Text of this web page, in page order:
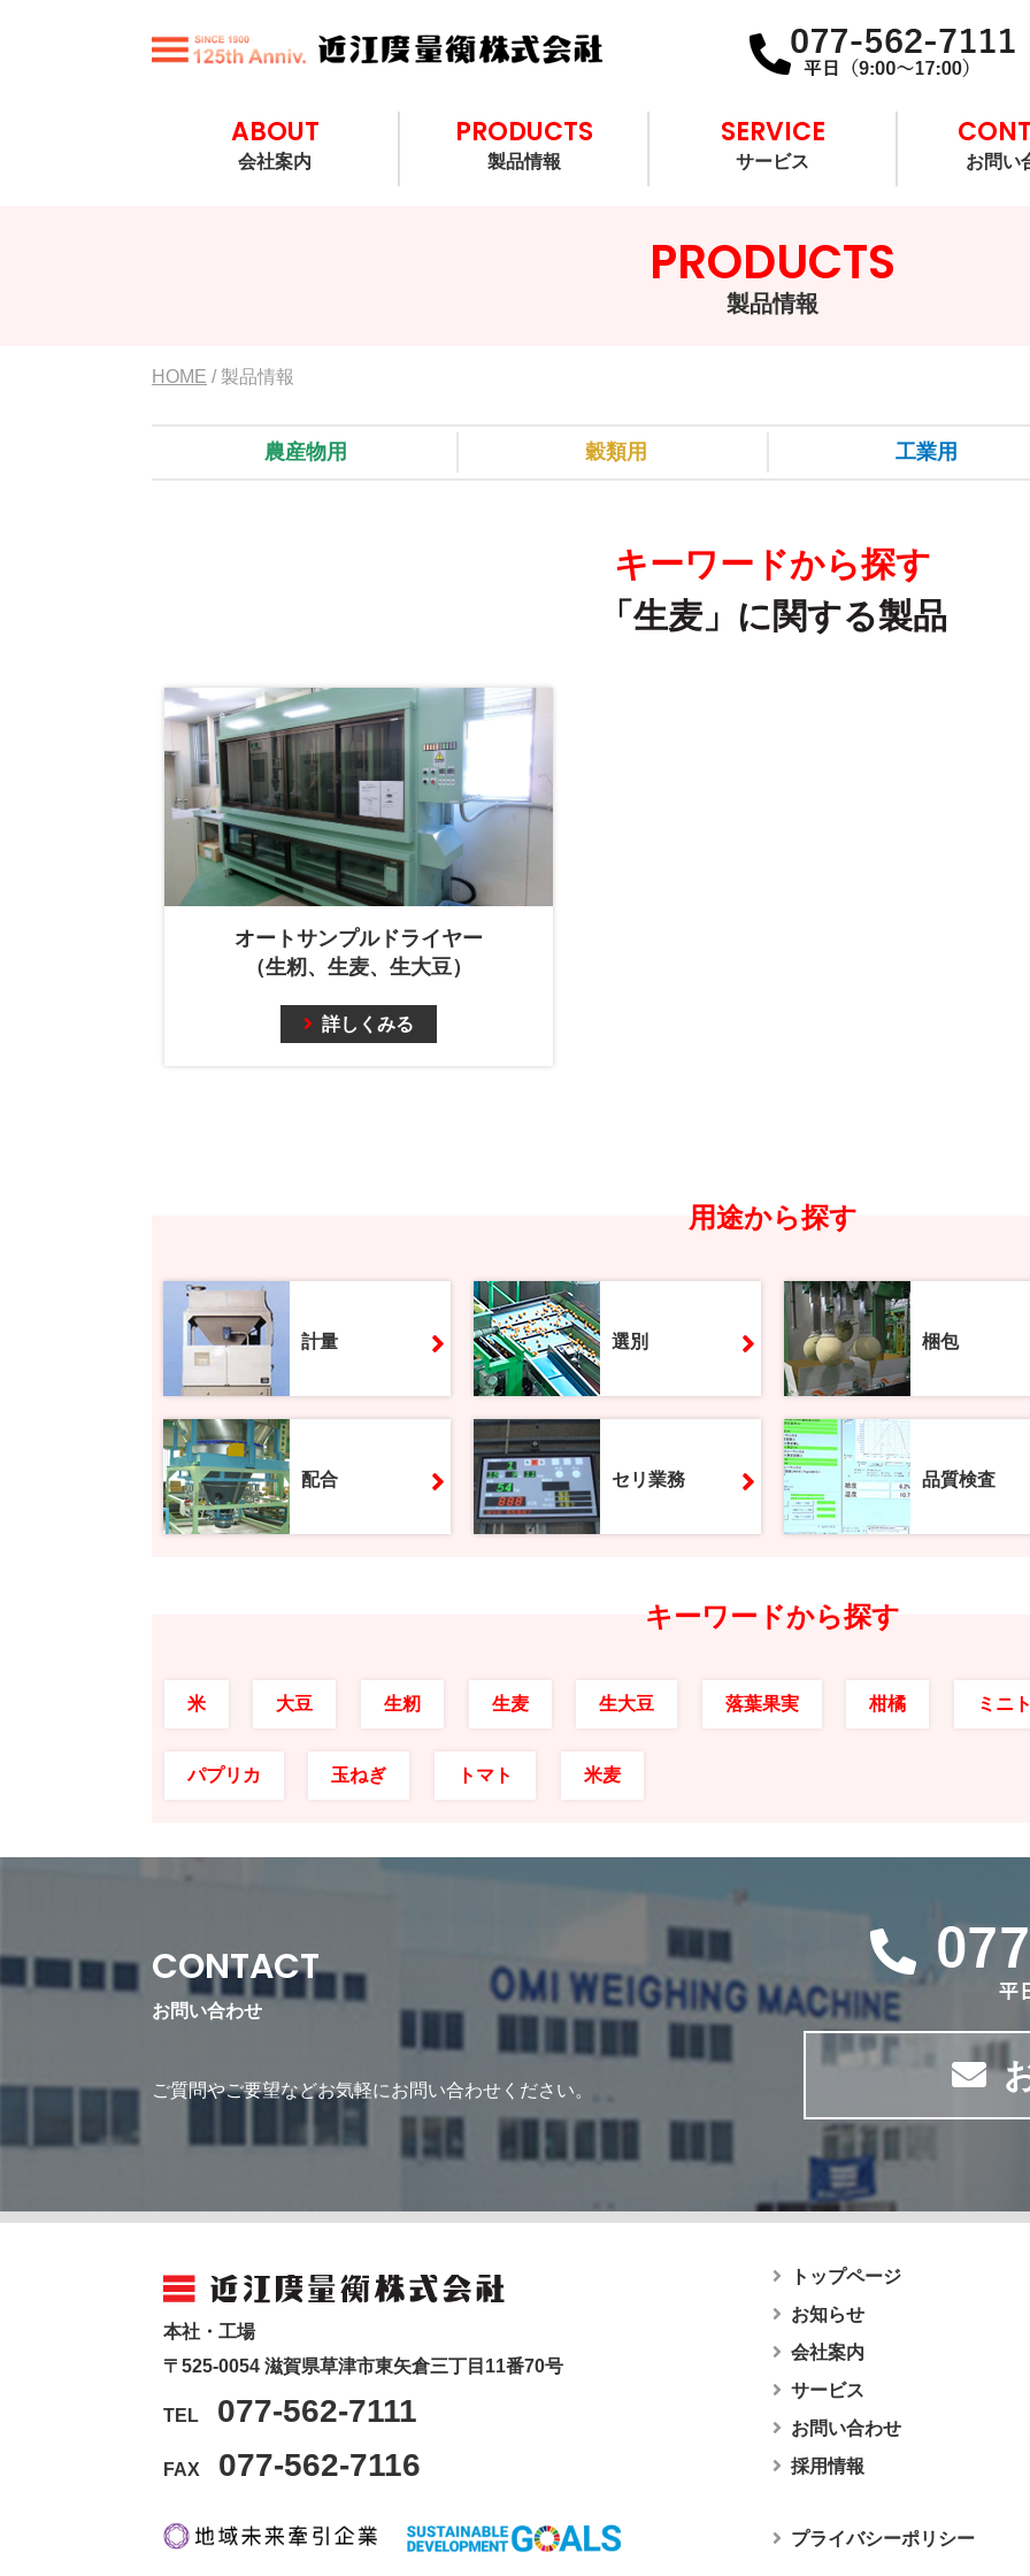
ABOUT
会社案内
PRODUCTS
製品情報
SERVICE
サービス お問い
PRODUCTS
製品情報
HOME / 製品情報
農産物用 穀類用 工業用
キーワードから探す
「生麦」に関する製品
オートサンプルドライヤー
（生籾、生麦、生大豆）
詳しくみる
用途から探す
計量 選別 梱包
配合 セリ業務 品質検査
キーワードから探す
米 大豆 生籾 生麦 生大豆 落葉果実 柑橘 ミニ
パプリカ 玉ねぎ トマト 米麦
CONTACT
お問い合わせ
ご質問やご要望などお気軽にお問い合わせください。
本社・工場
〒525-0054 滋賀県草津市東矢倉三丁目11番70号
TEL 077-562-7111
FAX 077-562-7116
トップページ
お知らせ
会社案内
サービス
お問い合わせ
採用情報
プライバシーポリシー